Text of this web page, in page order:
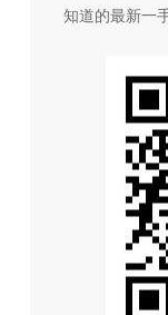
知道的最新一